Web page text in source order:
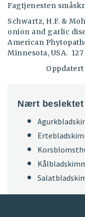
Fagtjenesten
Schwartz, H.F. &
onion and garlic
American
Minnesota, USA. 127
Oppdatert 29.
Nært beslektet